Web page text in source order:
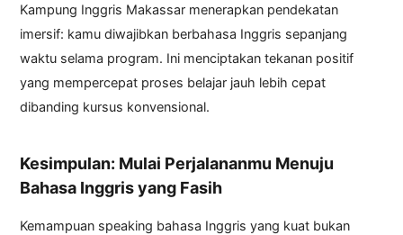
Kampung Inggris Makassar menerapkan pendekatan
imersif: kamu diwajibkan berbahasa Inggris sepanjang
waktu selama program. Ini menciptakan tekanan positif
yang mempercepat proses belajar jauh lebih cepat
dibanding kursus konvensional.
Kesimpulan: Mulai Perjalananmu Menuju
Bahasa Inggris yang Fasih
Kemampuan speaking bahasa Inggris yang kuat bukan